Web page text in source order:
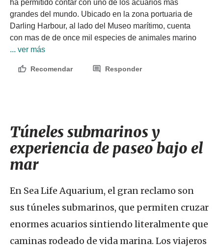
ha permitido contar con uno de los acuarios mas
grandes del mundo. Ubicado en la zona portuaria de
Darling Harbour, al lado del Museo marítimo, cuenta
con mas de de once mil especies de animales marino
... ver más
Recomendar Responder
Túneles submarinos y
experiencia de paseo bajo el
mar
En Sea Life Aquarium, el gran reclamo son
sus túneles submarinos, que permiten cruzar
enormes acuarios sintiendo literalmente que
caminas rodeado de vida marina. Los viajeros